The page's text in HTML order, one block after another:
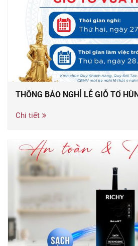
THÔNG BÁO NGHỈ LỄ GIỖ TỔ
Chi tiết